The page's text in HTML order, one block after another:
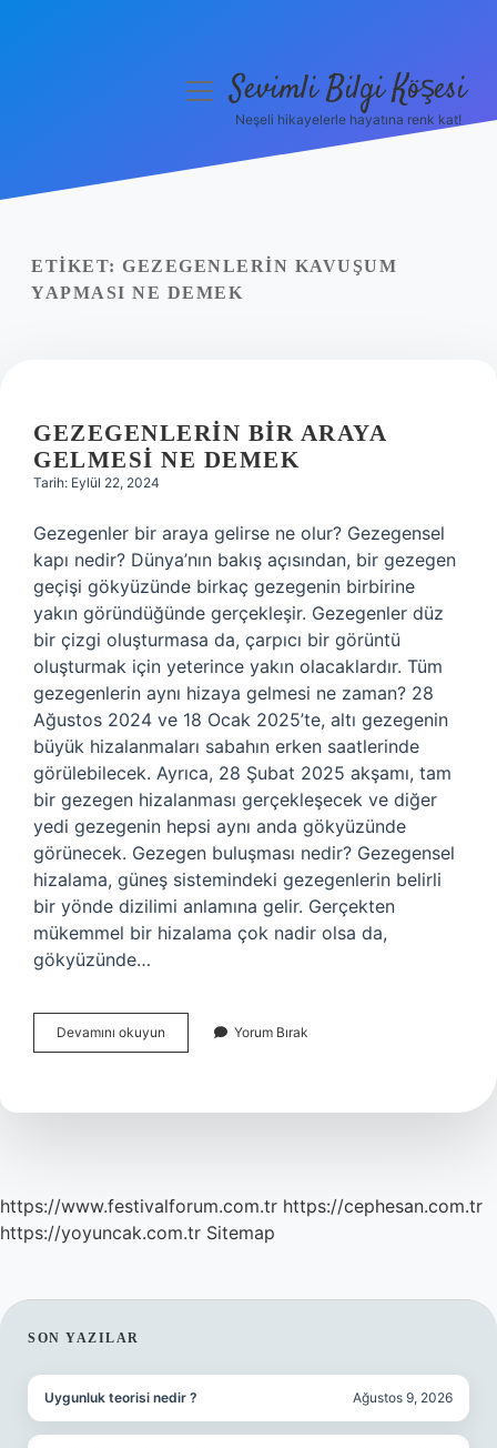
Yasal Uyarı
menüyüSevimli Bilgi Köşesi
Neşeli hikayelerle hayatına renk kat!
ETIKET: GEZEGENLERIN KAVUŞUM
YAPMASI NE DEMEK
GEZEGENLERIN BIR ARAYA
GELMESI NE DEMEK
Tarih: Eylül 22, 2024
Gezegenler bir araya gelirse ne olur? Gezegensel
kapı nedir? Dünya’nın bakış açısından, bir gezegen
geçişi gökyüzünde birkaç gezegenin birbirine
yakın göründüğünde gerçekleşir. Gezegenler düz
bir çizgi oluşturmasa da, çarpıcı bir görüntü
oluşturmak için yeterince yakın olacaklardır. Tüm
gezegenlerin aynı hizaya gelmesi ne zaman? 28
Ağustos 2024 ve 18 Ocak 2025’te, altı gezegenin
büyük hizalanmaları sabahın erken saatlerinde
görülebilecek. Ayrıca, 28 Şubat 2025 akşamı, tam
bir gezegen hizalanması gerçekleşecek ve diğer
yedi gezegenin hepsi aynı anda gökyüzünde
görünecek. Gezegen buluşması nedir? Gezegensel
hizalama, güneş sistemindeki gezegenlerin belirli
bir yönde dizilimi anlamına gelir. Gerçekten
mükemmel bir hizalama çok nadir olsa da,
gökyüzünde…
Devamını okuyun Gezegenlerin
Bir
Ne
Yorum Bırak
https://www.festivalforum.com.tr https://cephesan.com.tr
https://yoyuncak.com.tr Sitemap
SIDEBAR
SON YAZILAR
Uygunluk teorisi nedir ? Ağustos 9, 2026